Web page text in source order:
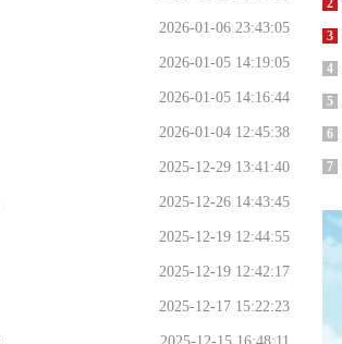
2026-01-06 23:43:05
2026-01-05 14:19:05
2026-01-05 14:16:44
2026-01-04 12:45:38
2025-12-29 13:41:40
2025-12-26 14:43:45
2025-12-19 12:44:55
2025-12-19 12:42:17
2025-12-17 15:22:23
2
3
4
5
6
7